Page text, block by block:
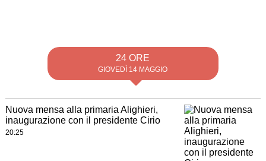
24 ORE
GIOVEDÌ 14 MAGGIO
Nuova mensa alla primaria Alighieri,
inaugurazione con il presidente Cirio
20:25